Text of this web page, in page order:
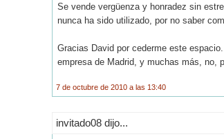
Se vende vergüenza y honradez sin
nunca ha sido utilizado, por no saber
Gracias David por cederme este
empresa de Madrid, y muchas más, no,
7 de octubre de 2010 a las 13:40
invitado08 dijo...